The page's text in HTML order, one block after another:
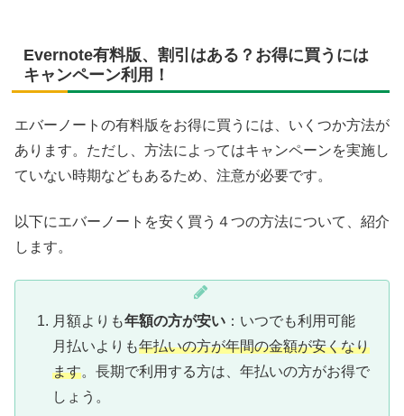
Evernote有料版、割引はある？お得に買うには
キャンペーン利用！
エバーノートの有料版をお得に買うには、いくつか方法が
あります。ただし、方法によってはキャンペーンを実施し
ていない時期などもあるため、注意が必要です。
以下にエバーノートを安く買う４つの方法について、紹介
します。
月額よりも年額の方が安い ：いつでも利用可能
月払いよりも年払いの方が年間の金額が安くなり
ます。長期で利用する方は、年払いの方がお得で
しょう。